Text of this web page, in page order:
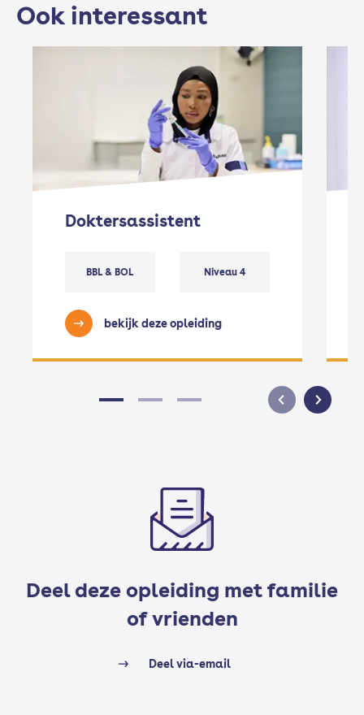
Ook interessant
Doktersassistent
BBL & BOL Niveau 4
bekijk deze opleiding
Deel deze opleiding met familie
of vrienden
Deel via-email